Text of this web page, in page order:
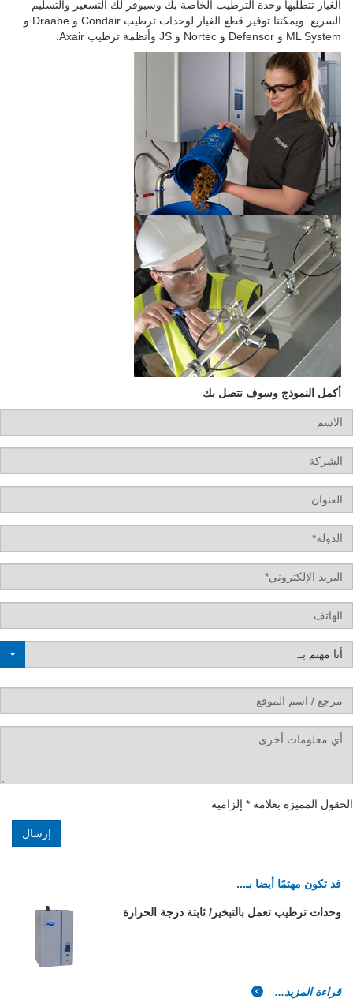
الغيار تتطلبها وحدة الترطيب الخاصة بك وسيوفر لك التسعير والتسليم
السريع. ويمكننا توفير قطع الغيار لوحدات ترطيب Condair و Draabe و
ML System و Defensor و Nortec و JS وأنظمة ترطيب Axair.
أكمل النموذج وسوف نتصل بك
مهتم بـ:
المميزة بعلامة * إلزامية
قد تكون مهتمًا أيضا بـ...
وحدات ترطيب تعمل بالتبخير/ ثابتة درجة الحرارة
قراءة المزيد...